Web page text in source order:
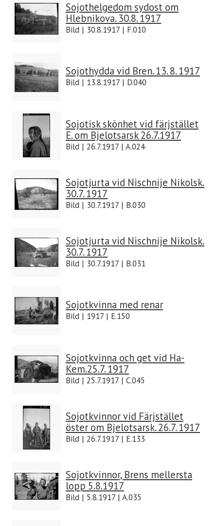
Sojothelgedom sydost om
Hlebnikova. 30.8. 1917
Bild | 30.8.1917 | F.010
Sojothydda vid Bren. 13. 8. 1917
Bild | 13.8.1917 | D.040
Sojotisk skönhet vid färjstället
E. om Bjelotsarsk 26.7.1917
Bild | 26.7.1917 | A.024
Sojotjurta vid Nischnije Nikolsk.
30.7. 1917
Bild | 30.7.1917 | B.030
Sojotjurta vid Nischnije Nikolsk.
30.7. 1917
Bild | 30.7.1917 | B.031
Sojotkvinna med renar
Bild | 1917 | E.150
Sojotkvinna och get vid Ha-
Kem.25.7. 1917
Bild | 25.7.1917 | C.045
Sojotkvinnor vid Färjstället
öster om Bjelotsarsk. 26.7. 1917
Bild | 26.7.1917 | E.133
Sojotkvinnor, Brens mellersta
lopp 5.8.1917
Bild | 5.8.1917 | A.035